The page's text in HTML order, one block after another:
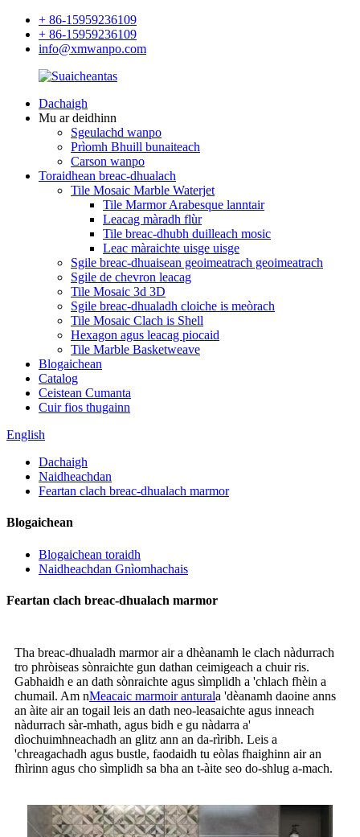
+ 86-15959236109
+ 86-15959236109
info@xmwanpo.com
Dachaigh
Mu ar deidhinn
Sgeulachd wanpo
Prìomh Bhuill bunaiteach
Carson wanpo
Toraidhean breac-dhualach
Tile Mosaic Marble Waterjet
Tile Marmor Arabesque lanntair
Leacag màradh flùr
Tile breac-dhubh duilleach mosic
Leac màraichte uisge uisge
Sgile breac-dhuaisean geoimeatrach geoimeatrach
Sgile de chevron leacag
Tile Mosaic 3d 3D
Sgile breac-dhualadh cloiche is meòrach
Tile Mosaic Clach is Shell
Hexagon agus leacag piocaid
Tile Marble Basketweave
Blogaichean
Catalog
Ceistean Cumanta
Cuir fios thugainn
English
Dachaigh
Naidheachdan
Feartan clach breac-dhualach marmor
Blogaichean
Blogaichean toraidh
Naidheachdan Gnìomhachais
Feartan clach breac-dhualach marmor
Tha breac-dhualadh marmor air a dhèanamh le clach nàdurrach
tro phròiseas sònraichte gun dathan ceimigeach a chuir ris.
Gabhaidh e an dath sònraichte agus sìmplidh a 'chlach fhèin a
chumail. Am nMeacaic marmoir anturala 'dèanamh daoine anns
an àite air an togail leis an dath neo-leasaichte agus inneach
nàdurrach sàr-mhath, agus bidh e gu nàdarra a'
dìochuimhneachadh an glitz ann an da-rìribh. Leis a
'chreagachadh agus bustle, faodaidh tu eòlas fhaighinn air an
fhìrinn agus cho sìmplidh sa bha an t-àite seo do-shlug a-mach.